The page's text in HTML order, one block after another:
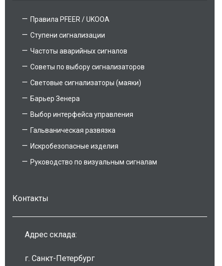
Правила PFEER / UKOOA
Ступени сигнализации
Частоты аварийных сигналов
Советы по выбору сигнализаторов
Световые сигнализаторы (маяки)
Барьер Зенера
Выбор интерфейса управления
Гальваническая развязка
Искробезопасные изделия
Руководство по визуальным сигналам
Контакты
Адрес склада:
г. Санкт-Петербург